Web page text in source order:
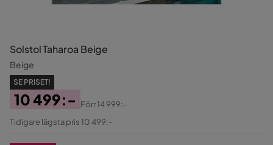
Solstol Taharoa Beige
Beige
SE PRISET!
Pris
10 499:-
Original
Förr14 999:-
Tidigare lägsta pris 10 499:-